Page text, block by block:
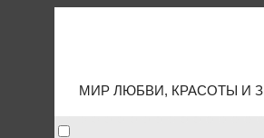
МИР ЛЮБВИ, КРАСОТЫ И